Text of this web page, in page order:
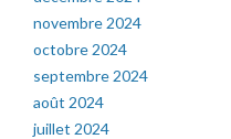
novembre 2024
octobre 2024
septembre 2024
août 2024
juillet 2024